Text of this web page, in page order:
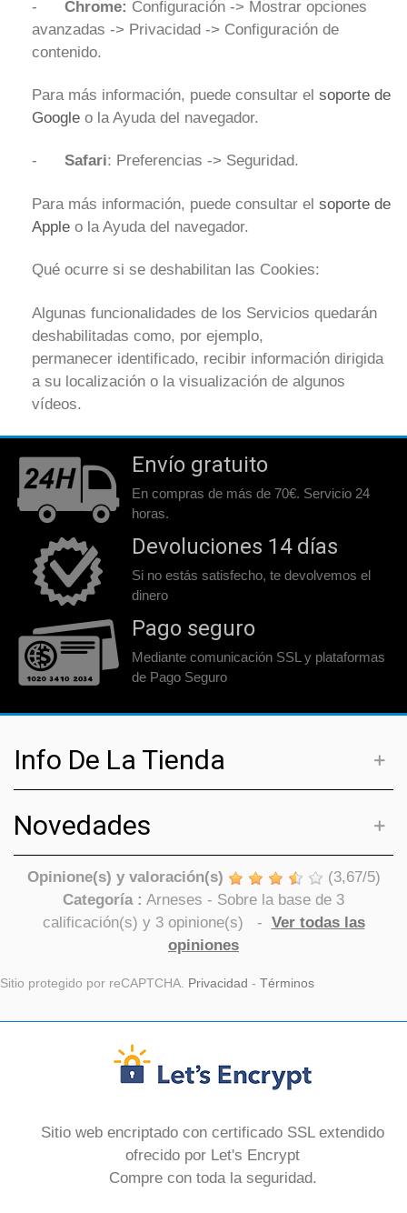
- Chrome: Configuración -> Mostrar opciones
avanzadas -> Privacidad -> Configuración de
contenido.
Para más información, puede consultar el soporte de
Google o la Ayuda del navegador.
- Safari: Preferencias -> Seguridad.
Para más información, puede consultar el soporte de
Apple o la Ayuda del navegador.
Qué ocurre si se deshabilitan las Cookies:
Algunas funcionalidades de los Servicios quedarán
deshabilitadas como, por ejemplo,
permanecer identificado, recibir información dirigida
a su localización o la visualización de algunos
vídeos.
Envío gratuito
En compras de más de 70€. Servicio 24
horas.
Devoluciones 14 días
Si no estás satisfecho, te devolvemos el
dinero
Pago seguro
Mediante comunicación SSL y plataformas
de Pago Seguro
Info De La Tienda
Novedades
Opinione(s) y valoración(s) (3,67/5)
Categoría : Arneses - Sobre la base de 3
calificación(s) y 3opinione(s) - Ver todas las
opiniones
Sitio protegido por reCAPTCHA. Privacidad - Términos
Sitio web encriptado con certificado SSL extendido
ofrecido por Let's Encrypt
Compre con toda la seguridad.